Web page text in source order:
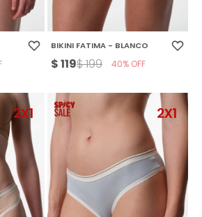
BIKINI FATIMA - BLANCO
$119$199 40